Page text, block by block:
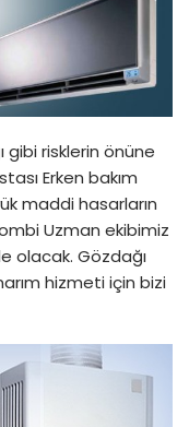
gibi risklerin önüne
Erken bakım
maddi hasarların
Uzman ekibimiz
olacak. Gözdağı
hizmeti için bizi